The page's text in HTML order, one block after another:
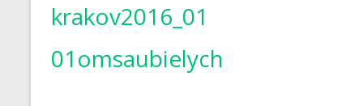
krakov2016_01
01omsaubielych